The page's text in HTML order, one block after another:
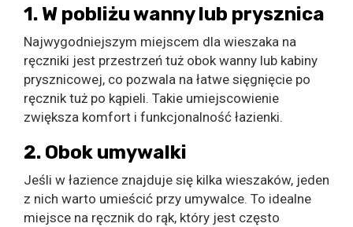
1. W pobliżu wanny lub prysznica
Najwygodniejszym miejscem dla wieszaka na
ręczniki jest przestrzeń tuż obok wanny lub kabiny
prysznicowej, co pozwala na łatwe sięgnięcie po
ręcznik tuż po kąpieli. Takie umiejscowienie
zwiększa komfort i funkcjonalność łazienki.
2. Obok umywalki
Jeśli w łazience znajduje się kilka wieszaków, jeden
z nich warto umieścić przy umywalce. To idealne
miejsce na ręcznik do rąk, który jest często